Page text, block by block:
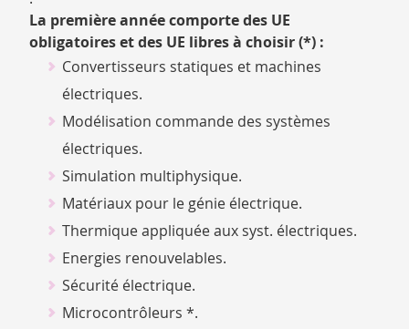
La première année comporte des UE
obligatoires et des UE libres à choisir (*) :
Convertisseurs statiques et machines
électriques.
Modélisation commande des systèmes
électriques.
Simulation multiphysique.
Matériaux pour le génie électrique.
Thermique appliquée aux syst. électriques.
Energies renouvelables.
Sécurité électrique.
Microcontrôleurs *.